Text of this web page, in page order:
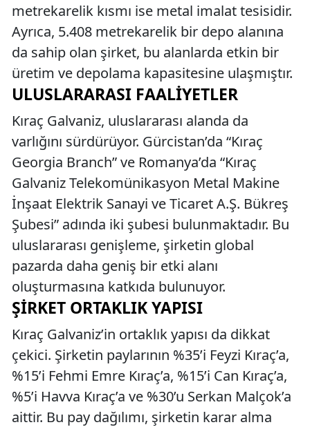
metrekarelik kısmı ise metal imalat tesisidir.
Ayrıca, 5.408 metrekarelik bir depo alanına
da sahip olan şirket, bu alanlarda etkin bir
üretim ve depolama kapasitesine ulaşmıştır.
ULUSLARARASI FAALIYETLER
Kıraç Galvaniz, uluslararası alanda da
varlığını sürdürüyor. Gürcistan’da “Kıraç
Georgia Branch” ve Romanya’da “Kıraç
Galvaniz Telekomünikasyon Metal Makine
İnşaat Elektrik Sanayi ve Ticaret A.Ş. Bükreş
Şubesi” adında iki şubesi bulunmaktadır. Bu
uluslararası genişleme, şirketin global
pazarda daha geniş bir etki alanı
oluşturmasına katkıda bulunuyor.
ŞIRKET ORTAKLIK YAPISI
Kıraç Galvaniz’in ortaklık yapısı da dikkat
çekici. Şirketin paylarının %35’i Feyzi Kıraç’a,
%15’i Fehmi Emre Kıraç’a, %15’i Can Kıraç’a,
%5’i Havva Kıraç’a ve %30’u Serkan Malçok’a
aittir. Bu pay dağılımı, şirketin karar alma